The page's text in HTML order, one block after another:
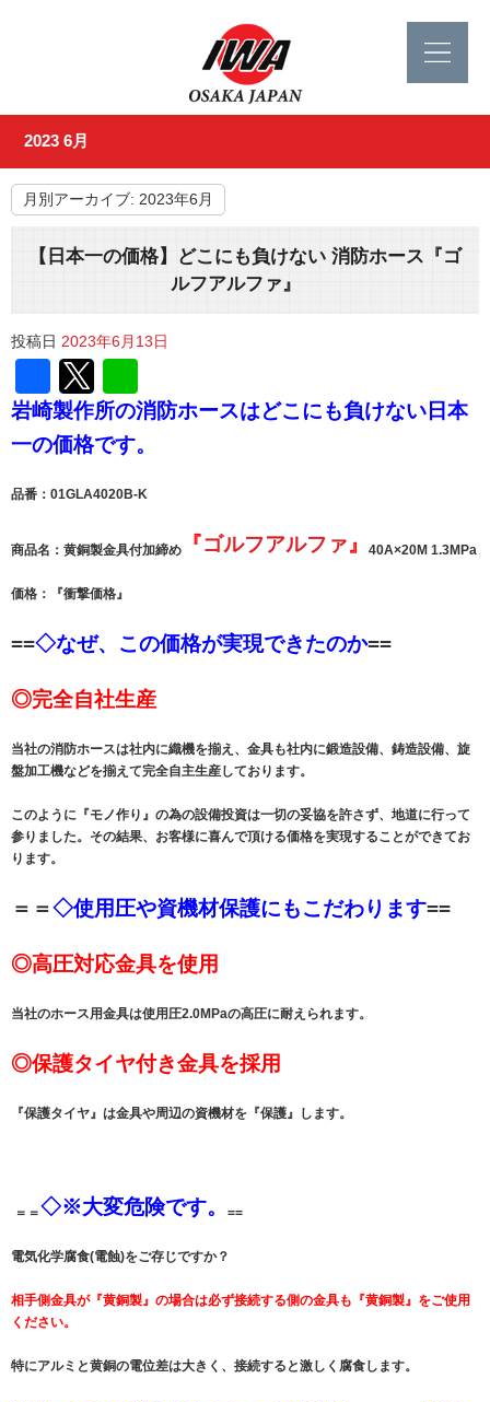
2023 6月
月別アーカイブ: 2023年6月
【日本一の価格】どこにも負けない 消防ホース『ゴ
ルフアルファ』
投稿日 2023年6月13日
Facebook
岩崎製作所の消防ホースはどこにも負けない日本
一の価格です。
品番：01GLA4020B-K
商品名：黄銅製金具付加締め 『ゴルフアルファ』 40A×20M 1.3MPa
価格：『衝撃価格』
==◇なぜ、この価格が実現できたのか==
◎完全自社生産
当社の消防ホースは社内に織機を揃え、金具も社内に鍛造設備、鋳造設備、旋
盤加工機などを揃えて完全自主生産しております。
このように『モノ作り』の為の設備投資は一切の妥協を許さず、地道に行って
参りました。その結果、お客様に喜んで頂ける価格を実現することができてお
ります。
＝＝◇使用圧や資機材保護にもこだわります==
◎高圧対応金具を使用
当社のホース用金具は使用圧2.0MPaの高圧に耐えられます。
◎保護タイヤ付き金具を採用
『保護タイヤ』は金具や周辺の資機材を『保護』します。
＝＝◇※大変危険です。 ==
電気化学腐食(電蝕)をご存じですか？
相手側金具が『黄銅製』の場合は必ず接続する側の金具も『黄銅製』をご使用
ください。
特にアルミと黄銅の電位差は大きく、接続すると激しく腐食します。